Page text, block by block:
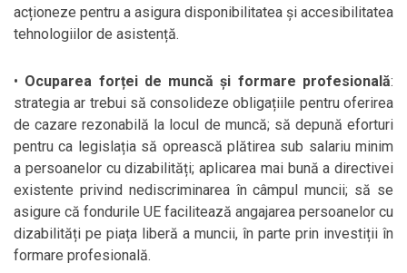
acționeze pentru a asigura disponibilitatea și accesibilitatea
tehnologiilor de asistență.
• Ocuparea forței de muncă și formare profesională:
strategia ar trebui să consolideze obligațiile pentru oferirea
de cazare rezonabilă la locul de muncă; să depună eforturi
pentru ca legislația să oprească plătirea sub salariu minim
a persoanelor cu dizabilități; aplicarea mai bună a directivei
existente privind nediscriminarea în câmpul muncii; să se
asigure că fondurile UE facilitează angajarea persoanelor cu
dizabilități pe piața liberă a muncii, în parte prin investiții în
formare profesională.